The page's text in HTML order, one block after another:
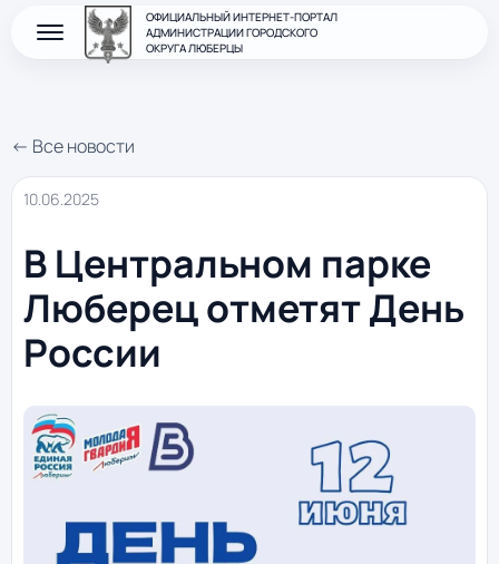
ОФИЦИАЛЬНЫЙ ИНТЕРНЕТ-ПОРТАЛ
АДМИНИСТРАЦИИ ГОРОДСКОГО
ОКРУГА ЛЮБЕРЦЫ
← Все новости
10.06.2025
В Центральном парке
Люберец отметят День
России